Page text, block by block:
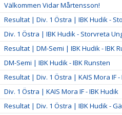
Välkommen Vidar Mårtensson!
Resultat | Div. 1 Östra | IBK Hudik -
Div. 1 Östra | IBK Hudik - Storvreta
Resultat | DM-Semi | IBK Hudik - IBK
DM-Semi | IBK Hudik - IBK Runsten
Resultat | Div. 1 Östra | KAIS Mora IF -
Div. 1 Östra | KAIS Mora IF - IBK Hudik
Resultat | Div. 1 Östra | IBK Hudik -